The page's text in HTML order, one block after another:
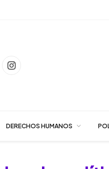
Instagram
DERECHOS HUMANOS